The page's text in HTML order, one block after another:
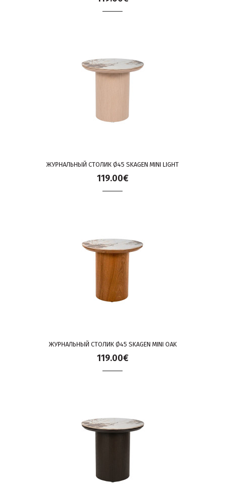
ЖУРНАЛЬНЫЙ СТОЛИК Ø45 SKAGEN MINI LIGHT
119.00€
ЖУРНАЛЬНЫЙ СТОЛИК Ø45 SKAGEN MINI OAK
119.00€